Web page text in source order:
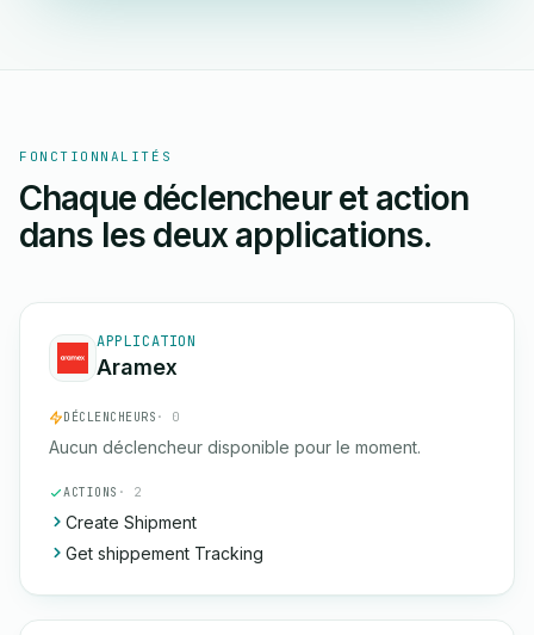
FONCTIONNALITÉS
Chaque déclencheur et action
dans les deux applications.
APPLICATION
Aramex
DÉCLENCHEURS · 0
Aucun déclencheur disponible pour le moment.
ACTIONS · 2
Create Shipment
Get shippement Tracking